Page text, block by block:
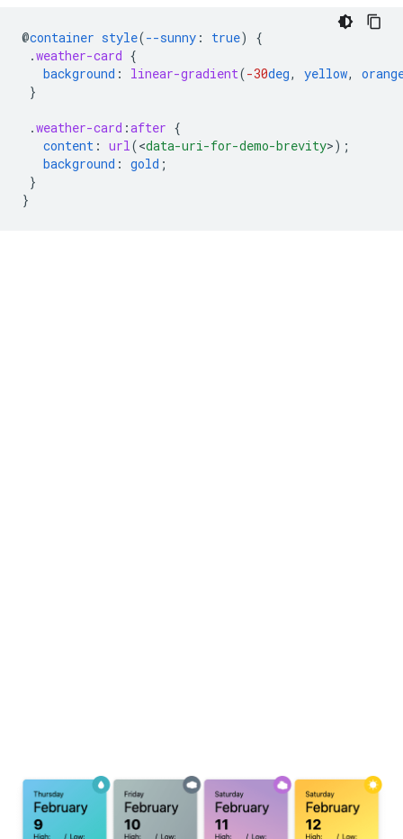
@container style(--sunny : true)
{
.weather-card {
background : linear-gradient(-30deg, yellow,
}
.weather-card :after {
content : url(<data-uri-for-demo-brevity>);
background : gold ;
}
}